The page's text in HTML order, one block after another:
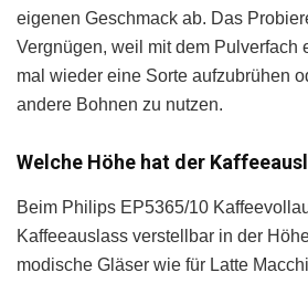
eigenen Geschmack ab. Das
Vergnügen, weil mit dem Pulverfach
mal wieder eine Sorte aufzubrühen
andere Bohnen zu nutzen.
Welche Höhe hat der
Beim Philips EP5365/10
Kaffeeauslass verstellbar in der
modische Gläser wie für Latte